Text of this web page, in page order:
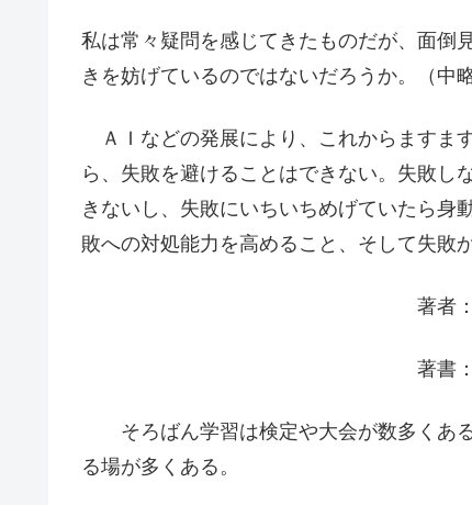
私は常々疑問を感じてきたものだが、面倒
きを妨げているのではないだろうか。（中略
ＡＩなどの発展により、これからますま
ら、失敗を避けることはできない。失敗し
きないし、失敗にいちいちめげていたら身
敗への対処能力を高めること、そして失敗
著者：心理学博
著書：伸びる子ど
そろばん学習は検定や大会が数多くあ
る場が多くある。